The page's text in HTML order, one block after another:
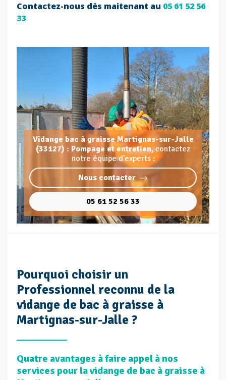
Contactez-nous dès maitenant au 05 61 52 56
33
Vidange bac à graisse Martignas-sur-Jalle
(33127) : Pompage et entretien,contactez
notre équipe d'experts :
Nous contacter
05 61 52 56 33
Pourquoi choisir un
Professionnel reconnu de la
vidange de bac à graisse à
Martignas-sur-Jalle ?
Quatre avantages à faire appel à nos
services pour la vidange de bac à graisse à